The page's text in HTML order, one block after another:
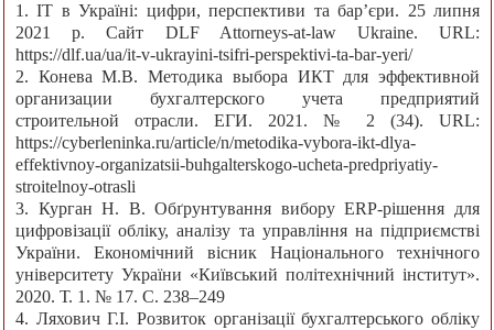
1. ІТ в Україні: цифри, перспективи та бар’єри. 25 липня
2021 р. Сайт DLF Attorneys-at-law Ukraine. URL:
https://dlf.ua/ua/it-v-ukrayini-tsifri-perspektivi-ta-bar-yeri/
2. Конева М.В. Методика выбора ИКТ для эффективной
организации бухгалтерского учета предприятий
строительной отрасли. ЕГИ. 2021. № 2 (34). URL:
https://cyberleninka.ru/article/n/metodika-vybora-ikt-dlya-
effektivnoy-organizatsii-buhgalterskogo-ucheta-predpriyatiy-
stroitelnoy-otrasli
3. Курган Н. В. Обґрунтування вибору ERP-рішення для
цифровізації обліку, аналізу та управління на підприємстві
України. Економічний вісник Національного технічного
університету України «Київський політехнічний інститут».
2020. Т. 1. № 17. С. 238–249
4. Ляхович Г.І. Розвиток організації бухгалтерського обліку